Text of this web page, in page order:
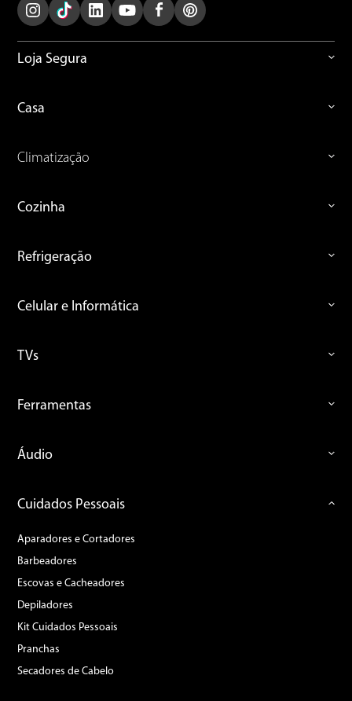
Loja Segura
Casa
Climatização
Cozinha
Refrigeração
Celular e Informática
TVs
Ferramentas
Áudio
Cuidados Pessoais
Aparadores e Cortadores
Barbeadores
Escovas e Cacheadores
Depiladores
Kit Cuidados Pessoais
Pranchas
Secadores de Cabelo